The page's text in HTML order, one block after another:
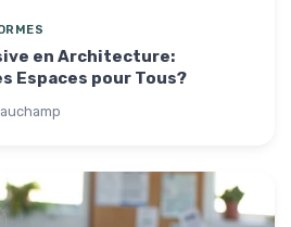
en Architecture:
Espaces pour Tous?